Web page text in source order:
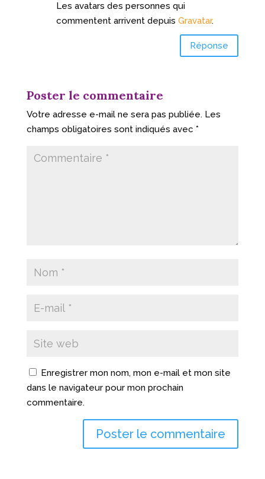
Les avatars des personnes qui
commentent arrivent depuis Gravatar.
Réponse
Poster le commentaire
Votre adresse e-mail ne sera pas publiée. Les
champs obligatoires sont indiqués avec *
Enregistrer mon nom, mon e-mail et mon site
dans le navigateur pour mon prochain
commentaire.